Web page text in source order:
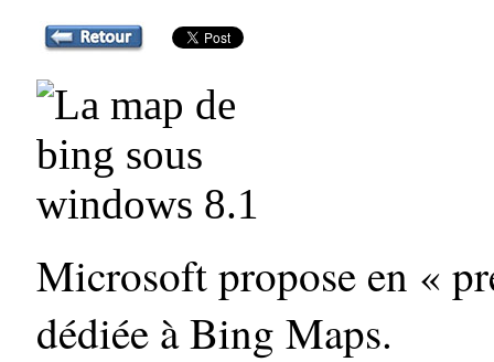
Microsoft propose en «
dédiée à Bing Maps.